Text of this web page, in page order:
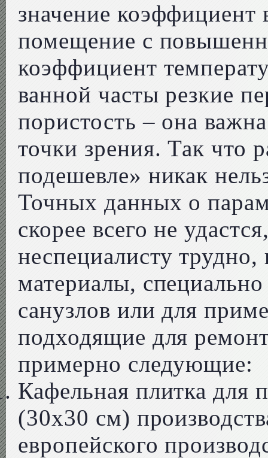
значение коэффициент
помещение с
коэффициент
ванной часты резкие
пористость – она
точки зрения. Так что
подешевле» никак
Точных данных о
скорее всего не
неспециалисту
материалы,
санузлов или для
подходящие для
примерно следующие:
Кафельная плитка для
(30х30 см)
европейского